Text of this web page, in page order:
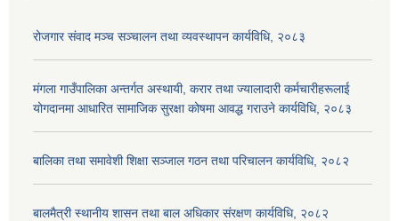
रोजगार संवाद मञ्च सञ्चालन तथा व्यवस्थापन कार्यविधि, २०८३
मंगला गाउँपालिका अन्तर्गत अस्थायी, करार तथा ज्यालादारी कर्मचारीहरूलाई
योगदानमा आधारित सामाजिक सुरक्षा कोषमा आवद्ध गराउने कार्यविधि, २०८३
बालिका तथा समावेशी शिक्षा सञ्जाल गठन तथा परिचालन कार्यविधि, २०८२
बालमैत्री स्थानीय शासन तथा बाल अधिकार संरक्षण कार्यविधि, २०८२